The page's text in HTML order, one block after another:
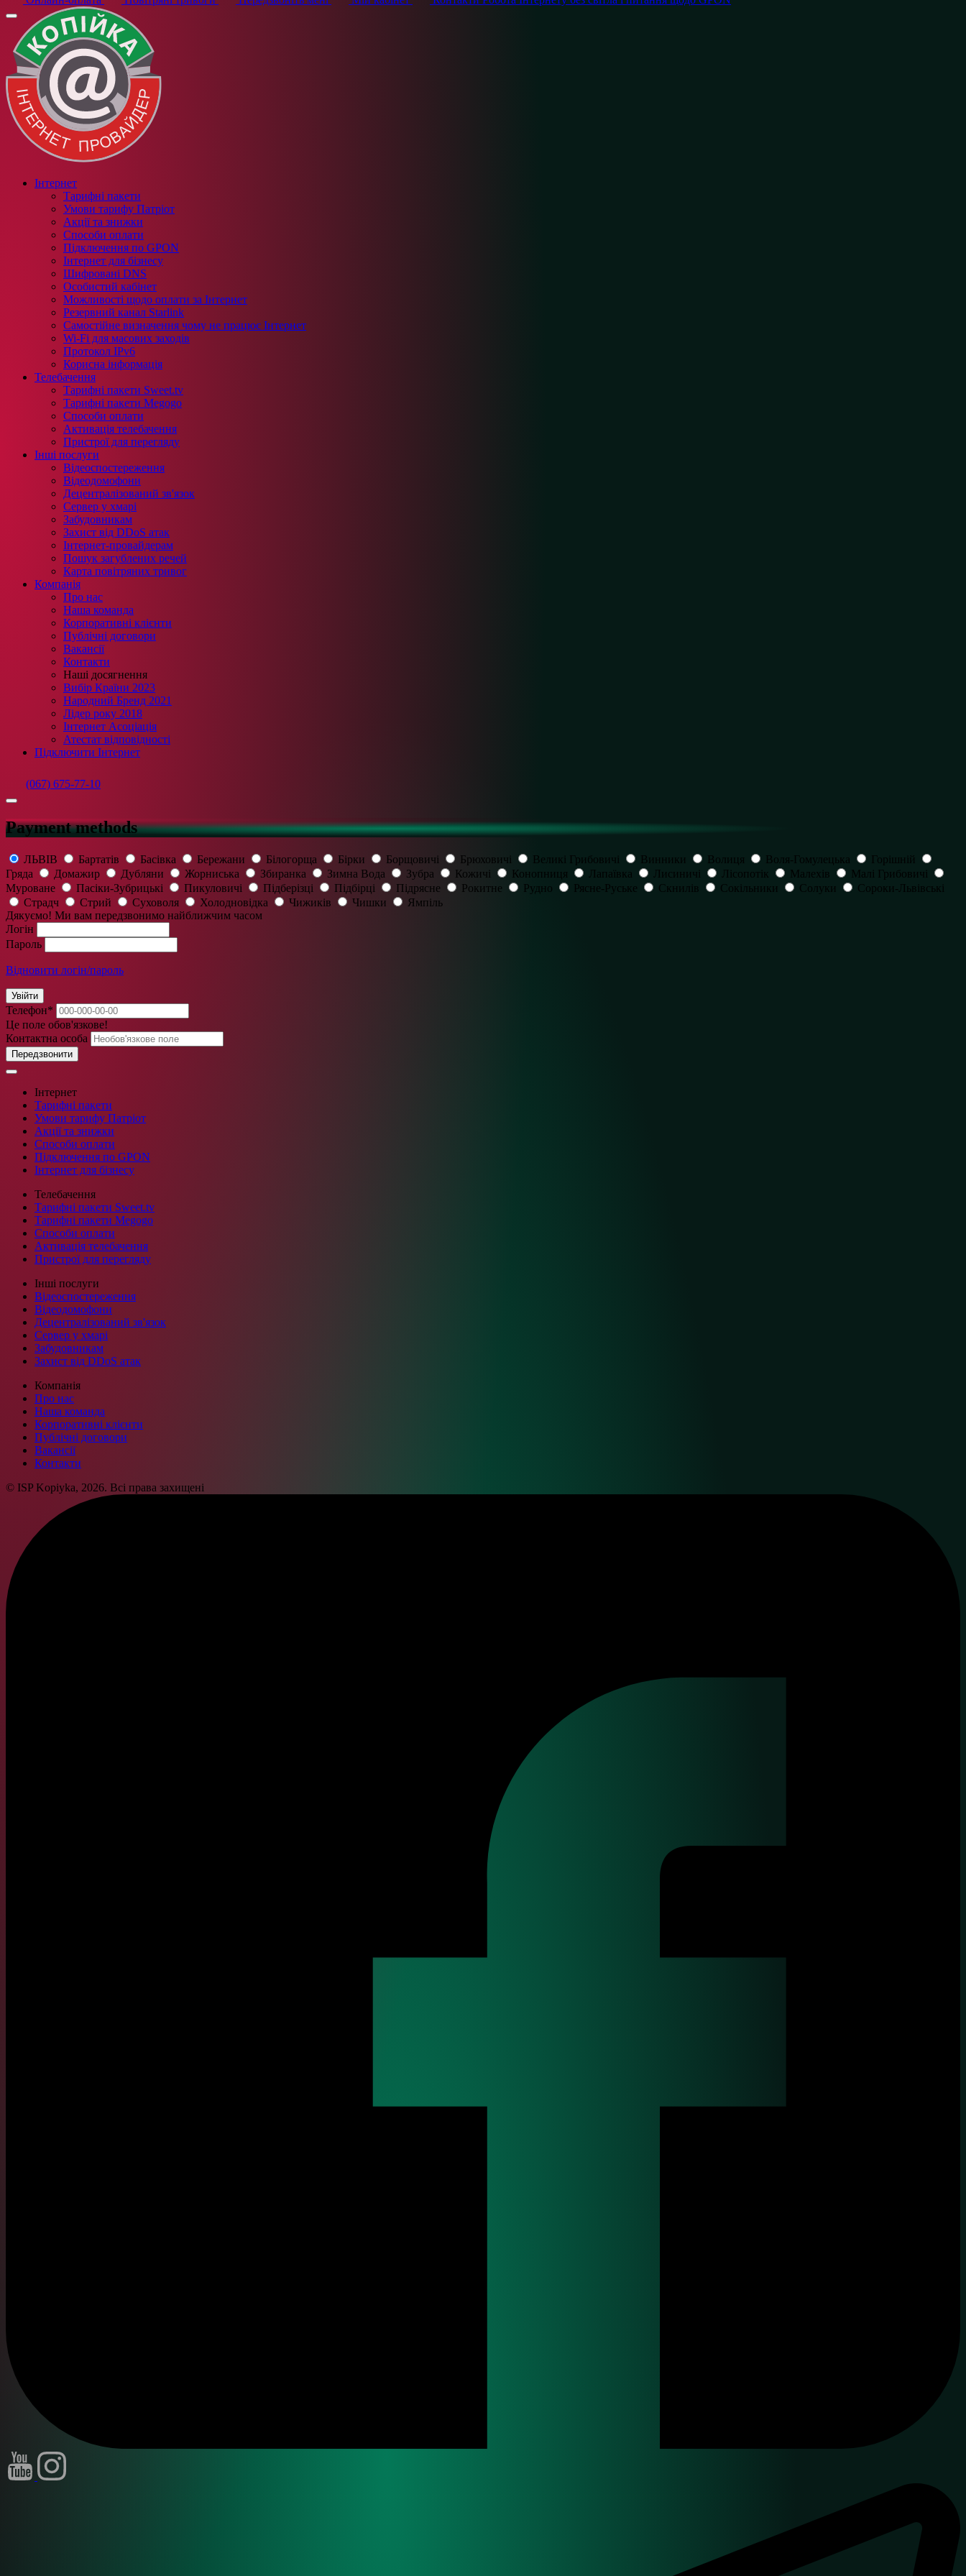
Інтернет
Тарифні пакети
Умови тарифу Патріот
Акції та знижки
Способи оплати
Підключення по GPON
Інтернет для бізнесу
Шифровані DNS
Особистий кабінет
Можливості щодо оплати за Інтернет
Резервний канал Starlink
Самостійне визначення чому не працює Інтернет
Wi-Fi для масових заходів
Протокол IPv6
Корисна інформація
Телебачення
Тарифні пакети Sweet.tv
Тарифні пакети Megogo
Способи оплати
Активація телебачення
Пристрої для перегляду
Інші послуги
Відеоспостереження
Відеодомофони
Децентралізований зв'язок
Сервер у хмарі
Забудовникам
Захист від DDoS атак
Інтернет-провайдерам
Пошук загублених речей
Карта повітряних тривог
Компанія
Про нас
Наша команда
Корпоративні клієнти
Публічні договори
Вакансії
Контакти
Наші досягнення
Вибір Країни 2023
Народний Бренд 2021
Лідер року 2018
Інтернет Асоціація
Атестат відповідності
Підключити Інтернет
(067) 675-77-10
Payment methods
ЛЬВІВ Бартатів Басівка Бережани Білогорща Бірки Борщовичі Брюховичі Великі Грибовичі Винники Волиця Воля-Гомулецька
Горішній
Гряда
Домажир Дубляни Жорниська Збиранка Зимна Вода Зубра Кожичі Конопниця Лапаївка Лисиничі Лісопотік Малехів
Малі Грибовичі
Муроване
Пасіки-Зубрицькі Пикуловичі Підберізці Підбірці Підрясне Рокитне Рудно Рясне-Руське Скнилів Сокільники Солуки
Сороки-Львівські
Страдч
Стрий Суховоля Холодновідка Чижиків Чишки
Ямпіль
Дякуємо! Ми вам передзвонимо найближчим часом
Логін
Пароль
Відновити логін/пароль
Увійти
Телефон*
Це поле обов'язкове!
Контактна особа
Передзвонити
Інтернет
Тарифні пакети
Умови тарифу Патріот
Акції та знижки
Способи оплати
Підключення по GPON
Інтернет для бізнесу
Телебачення
Тарифні пакети Sweet.tv
Тарифні пакети Megogo
Способи оплати
Активація телебачення
Пристрої для перегляду
Інші послуги
Відеоспостереження
Відеодомофони
Децентралізований зв'язок
Сервер у хмарі
Забудовникам
Захист від DDoS атак
Компанія
Про нас
Наша команда
Корпоративні клієнти
Публічні договори
Вакансії
Контакти
© ISP Kopiyka, 2026. Всі права захищені